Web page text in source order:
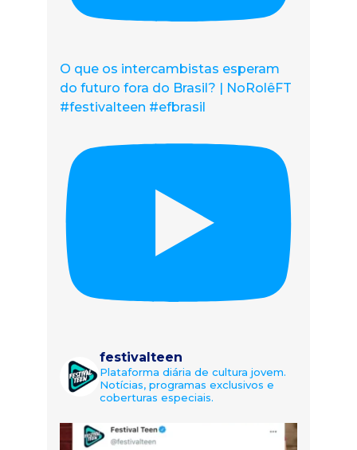
O que os intercambistas esperam
do futuro fora do Brasil? | NoRolêFT
#festivalteen #efbrasil
festivalteen
Plataforma diária de cultura jovem.
Notícias, programas exclusivos e
coberturas especiais.